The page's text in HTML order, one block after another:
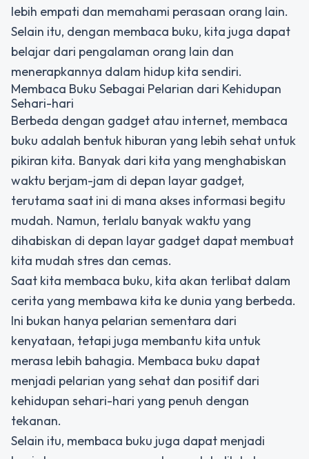
lebih empati dan memahami perasaan orang lain.
Selain itu, dengan membaca buku, kita juga dapat
belajar dari pengalaman orang lain dan
menerapkannya dalam hidup kita sendiri.
Membaca Buku Sebagai Pelarian dari Kehidupan
Sehari-hari
Berbeda dengan gadget atau internet, membaca
buku adalah bentuk hiburan yang lebih sehat untuk
pikiran kita. Banyak dari kita yang menghabiskan
waktu berjam-jam di depan layar gadget,
terutama saat ini di mana akses informasi begitu
mudah. Namun, terlalu banyak waktu yang
dihabiskan di depan layar gadget dapat membuat
kita mudah stres dan cemas.
Saat kita membaca buku, kita akan terlibat dalam
cerita yang membawa kita ke dunia yang berbeda.
Ini bukan hanya pelarian sementara dari
kenyataan, tetapi juga membantu kita untuk
merasa lebih bahagia. Membaca buku dapat
menjadi pelarian yang sehat dan positif dari
kehidupan sehari-hari yang penuh dengan
tekanan.
Selain itu, membaca buku juga dapat menjadi